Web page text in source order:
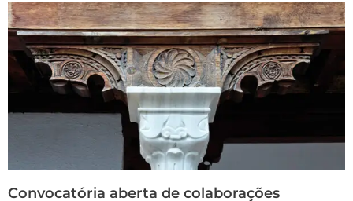
Convocatória aberta de colaborações